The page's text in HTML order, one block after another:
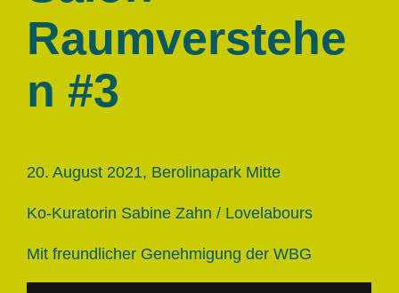
Raumverstehe
n #3
20. August 2021, Berolinapark Mitte
Ko-Kuratorin Sabine Zahn / Lovelabours
Mit freundlicher Genehmigung der WBG